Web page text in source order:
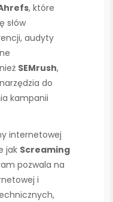
, które
słów
audyty
SEMrush,
do
kampanii
internetowej
jak Screaming
pozwala na
i